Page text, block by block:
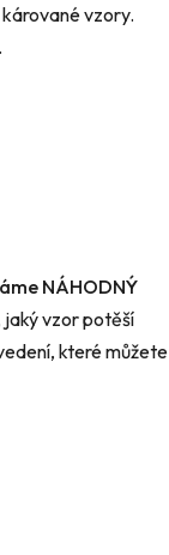
vzory.
NÁHODNÝ
vzor potěší
které můžete